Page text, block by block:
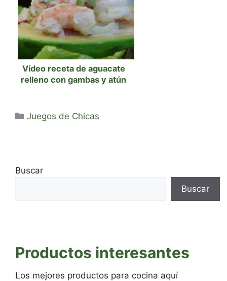
Vídeo receta de aguacate
relleno con gambas y atún
Categorías
Juegos de Chicas
Buscar
Buscar
Productos interesantes
Los mejores productos para cocina aquí